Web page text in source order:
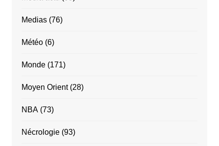
Medias(76)
Météo(6)
Monde(171)
Moyen Orient(28)
NBA(73)
Nécrologie(93)